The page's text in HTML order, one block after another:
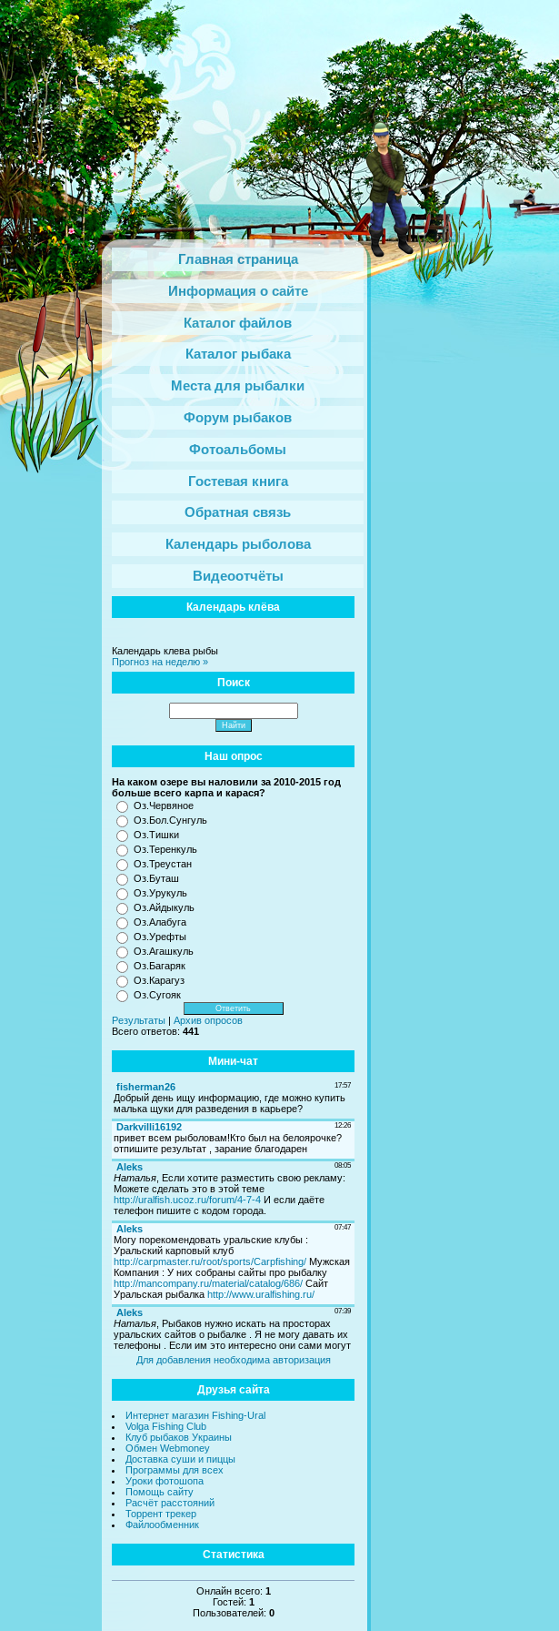
Главная страница
Информация о сайте
Каталог файлов
Каталог рыбака
Места для рыбалки
Форум рыбаков
Фотоальбомы
Гостевая книга
Обратная связь
Календарь рыболова
Видеоотчёты
Календарь клёва
Календарь клева рыбы
Прогноз на неделю »
Поиск
Наш опрос
На каком озере вы наловили за 2010-2015 год
больше всего карпа и карася?
Оз.Червяное
Оз.Бол.Сунгуль
Оз.Тишки
Оз.Теренкуль
Оз.Треустан
Оз.Буташ
Оз.Урукуль
Оз.Айдыкуль
Оз.Алабуга
Оз.Урефты
Оз.Агашкуль
Оз.Багаряк
Оз.Карагуз
Оз.Сугояк
Результаты
Архив опросов
Всего ответов: 441
Мини-чат
Для добавления необходима авторизация
Друзья сайта
Интернет магазин Fishing-Ural
Volga Fishing Club
Клуб рыбаков Украины
Обмен Webmoney
Доставка суши и пиццы
Программы для всех
Уроки фотошопа
Помощь сайту
Расчёт расстояний
Торрент трекер
Файлообменник
Статистика
Онлайн всего: 1
Гостей: 1
Пользователей: 0